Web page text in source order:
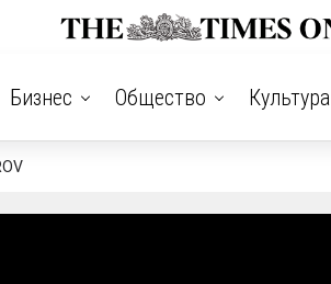
Бизнес Общество Культура